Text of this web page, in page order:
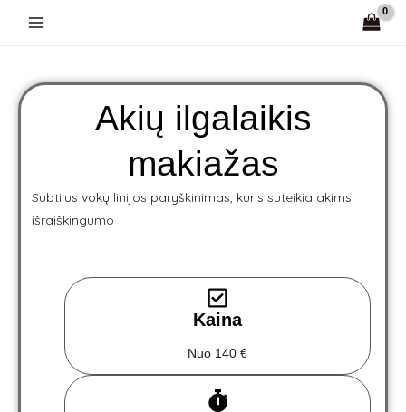
Akių ilgalaikis
makiažas
Subtilus vokų linijos paryškinimas, kuris suteikia akims
išraiškingumo
Kaina
Nuo 140 €